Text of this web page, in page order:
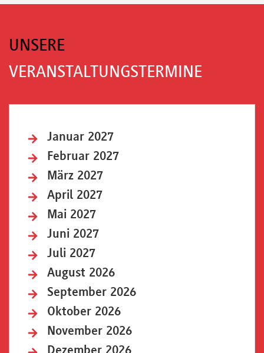
UNSERE
VERANSTALTUNGSTERMINE
Januar 2027
Februar 2027
März 2027
April 2027
Mai 2027
Juni 2027
Juli 2027
August 2026
September 2026
Oktober 2026
November 2026